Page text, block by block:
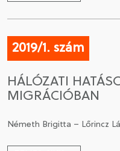
2019/1. szám
HÁLÓZATI
MIGRÁCIÓBAN
Németh Brigitta – Lőrincz